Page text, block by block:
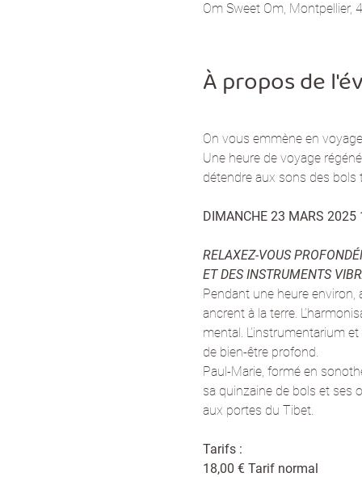
Om Sweet Om, Montpellier,
À propos de
On vous emmène en
Une heure de voyage
détendre aux sons des bols
DIMANCHE 23 MARS 2025
RELAXEZ-VOUS
ET DES INSTRUMENTS
Pendant une heure
ancrent à la terre.
mental. L’instrumentarium
de bien-être profond.
Paul-Marie, formé en
sa quinzaine de bols et ses
aux portes du Tibet.
Tarifs :
18,00 € Tarif normal